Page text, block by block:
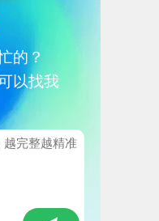
的？
以找我